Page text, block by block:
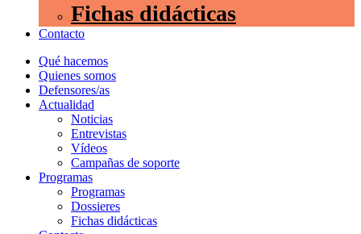
Fichas didácticas
Contacto
Qué hacemos
Quienes somos
Defensores/as
Actualidad
Noticias
Entrevistas
Vídeos
Campañas de soporte
Programas
Programas
Dossieres
Fichas didácticas